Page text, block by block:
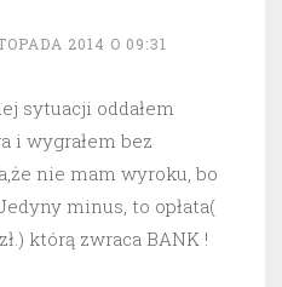
2014 O 09:31
sytuacji oddałem
i wygrałem bez
nie mam wyroku, bo
minus, to opłata(
którą zwraca BANK !